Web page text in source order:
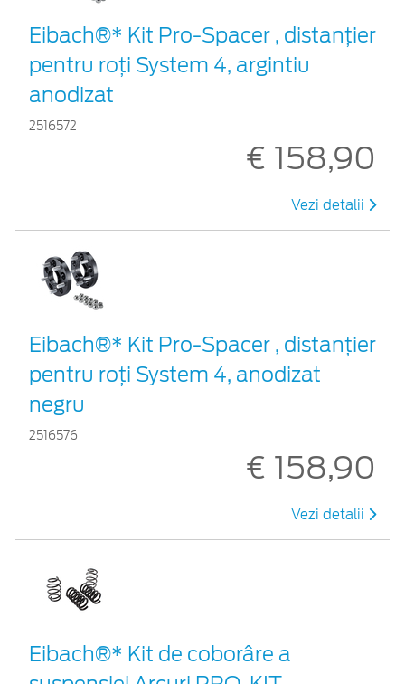
Eibach®* Kit Pro-Spacer , distanțier
pentru roți System 4, argintiu
anodizat
2516572
€ 158,90
Vezi detalii
Eibach®* Kit Pro-Spacer , distanțier
pentru roți System 4, anodizat
negru
2516576
€ 158,90
Vezi detalii
Eibach®* Kit de coborâre a